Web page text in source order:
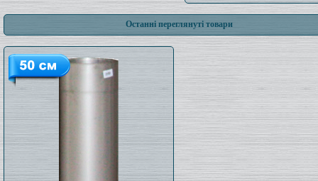
Останні переглянуті товари